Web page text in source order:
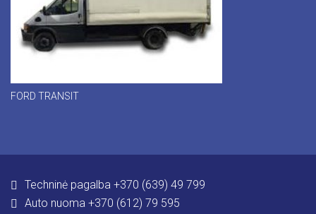
FORD TRANSIT
Techninė pagalba +370 (639) 49 799
Auto nuoma +370 (612) 79 595